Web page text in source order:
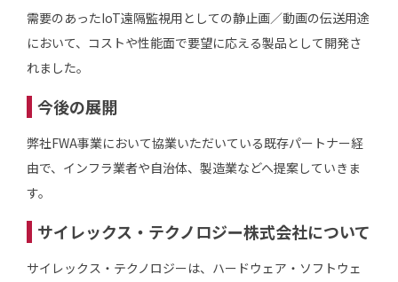
需要のあったIoT遠隔監視用としての静止画／動画の伝送用途
において、コストや性能面で要望に応える製品として開発さ
れました。
今後の展開
弊社FWA事業において協業いただいている既存パートナー経
由で、インフラ業者や自治体、製造業などへ提案していきま
す。
サイレックス・テクノロジー株式会社について
サイレックス・テクノロジーは、ハードウェア・ソフトウェ